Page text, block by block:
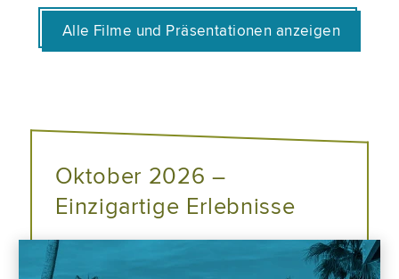
Alle Filme und Präsentationen anzeigen
Oktober 2026 –
Einzigartige Erlebnisse